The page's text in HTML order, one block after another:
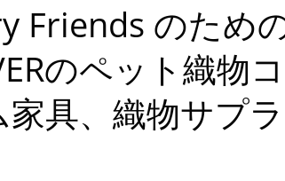
Friends のため
のペット織物
家具、織物サプ